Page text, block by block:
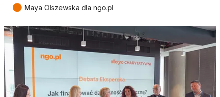
● Maya Olszewska dla ngo.pl